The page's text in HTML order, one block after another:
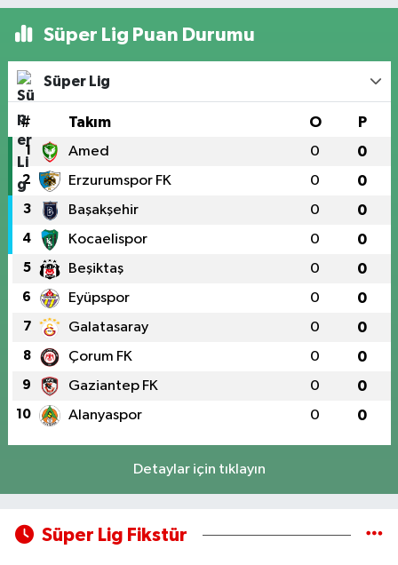
Süper Lig Puan Durumu
Süper Lig
# Takım O P
1 Amed 0 0
2 Erzurumspor FK 0 0
3 Başakşehir 0 0
4 Kocaelispor 0 0
5 Beşiktaş 0 0
6 Eyüpspor 0 0
7 Galatasaray 0 0
8 Çorum FK 0 0
9 Gaziantep FK 0 0
10 Alanyaspor 0 0
Detaylar için tıklayın
Süper Lig Fikstür